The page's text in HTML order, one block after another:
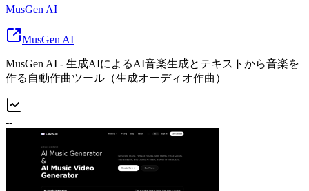
MusGen AI
MusGen AI
MusGen AI - 生成AIによるAI音楽生成とテキストから音楽を
作る自動作曲ツール（生成オーディオ作曲）
--